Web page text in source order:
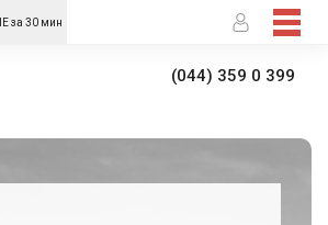
за 30 мин
(044) 359 0 399